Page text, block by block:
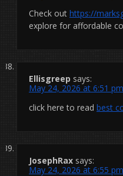
Check out https://
explore for affordable
Ellisgreep says:
May 24, 2026 at 6:51 pm
click here to read best
JosephRax says:
May 24, 2026 at 6:55 pm